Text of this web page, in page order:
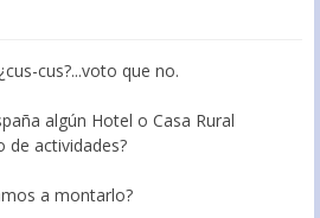
cus?...voto que no.
algún Hotel o Casa Rural
de actividades?
a montarlo?